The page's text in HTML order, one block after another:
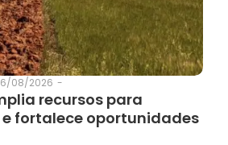
08/2026 -
recursos para
fortalece oportunidades